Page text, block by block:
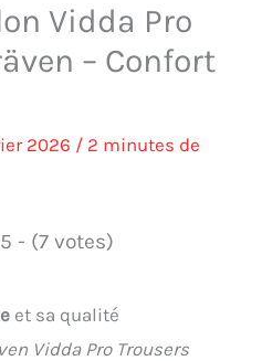
Vidda Pro
– Confort
2026 / 2 minutes de
- (7 votes)
et sa qualité
Vidda Pro Trousers